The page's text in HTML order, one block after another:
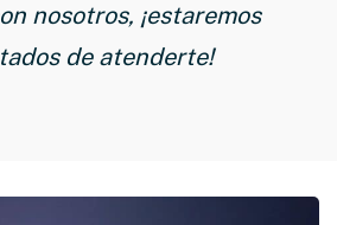
nosotros, ¡estaremos
de atenderte!